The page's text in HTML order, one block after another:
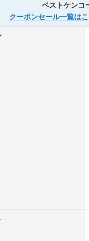
ベストケンコ
クーポンセール一覧は